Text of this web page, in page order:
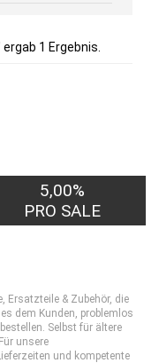
ergab 1 Ergebnis.
5,00%
PRO SALE
Ersatzteile & Zubehör, die
dem Kunden, problemlos
Selbst für ältere
unsere
und kompetente